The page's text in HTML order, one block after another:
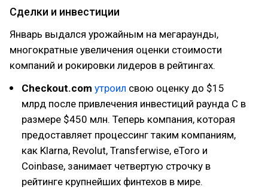
Сделки и инвестиции
Январь выдался урожайным на мегараунды,
многократные увеличения оценки стоимости
компаний и рокировки лидеров в рейтингах.
Checkout.com утроил свою оценку до $15
млрд после привлечения инвестиций раунда C в
размере $450 млн. Теперь компания, которая
предоставляет процессинг таким компаниям,
как Klarna, Revolut, Transferwise, eToro и
Coinbase, занимает четвертую строчку в
рейтинге крупнейших финтехов в мире.